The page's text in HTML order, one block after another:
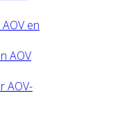
en
AOV
AOV-